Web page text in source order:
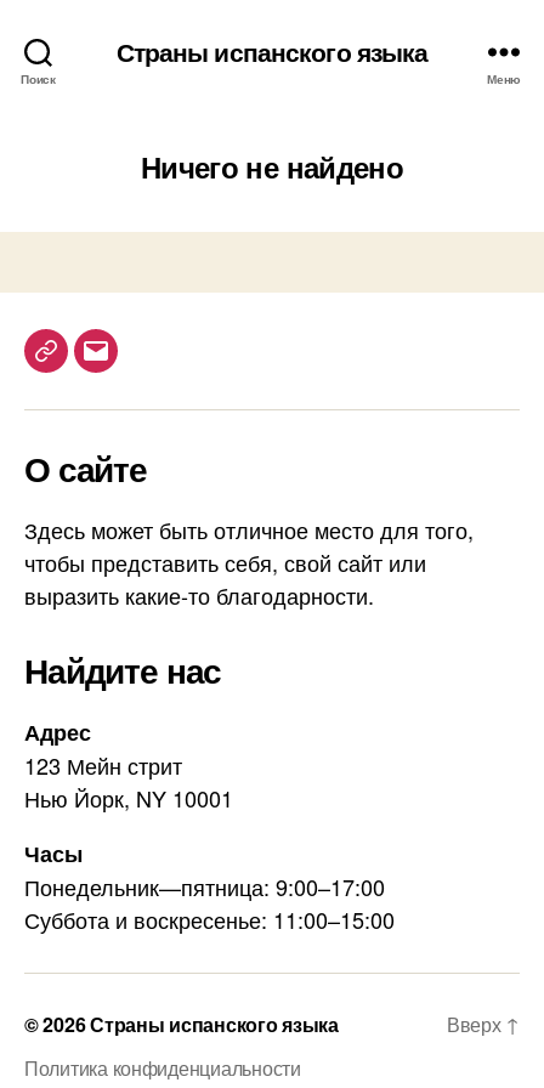
Поиск
Страны испанского языка
Меню
Ничего не найдено
T
e
r
a
m
E
i
О сайте
Здесь может быть отличное место для того,
чтобы представить себя, свой сайт или
выразить какие-то благодарности.
Найдите нас
Адрес
123 Мейн стрит
Нью Йорк, NY 10001
Часы
Понедельник—пятница: 9:00–17:00
Суббота и воскресенье: 11:00–15:00
© 2026Страны испанского языка
Политика конфиденциальности
Вверх ↑